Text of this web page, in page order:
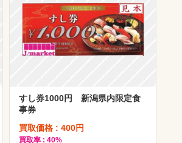
すし券1000円 新潟県内限定食
事券
買取価格 : 400円
買取率 : 40%